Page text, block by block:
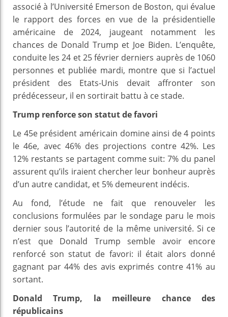
associé à l’Université Emerson de Boston, qui évalue
le rapport des forces en vue de la présidentielle
américaine de 2024, jaugeant notamment les
chances de Donald Trump et Joe Biden. L’enquête,
conduite les 24 et 25 février derniers auprès de 1060
personnes et publiée mardi, montre que si l’actuel
président des Etats-Unis devait affronter son
prédécesseur, il en sortirait battu à ce stade.
Trump renforce son statut de favori
Le 45e président américain domine ainsi de 4 points
le 46e, avec 46% des projections contre 42%. Les
12% restants se partagent comme suit: 7% du panel
assurent qu’ils iraient chercher leur bonheur auprès
d’un autre candidat, et 5% demeurent indécis.
Au fond, l’étude ne fait que renouveler les
conclusions formulées par le sondage paru le mois
dernier sous l’autorité de la même université. Si ce
n’est que Donald Trump semble avoir encore
renforcé son statut de favori: il était alors donné
gagnant par 44% des avis exprimés contre 41% au
sortant.
Donald Trump, la meilleure chance des
républicains